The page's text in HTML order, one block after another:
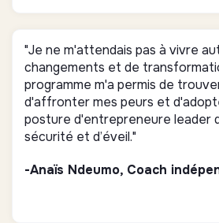
"Je ne m'attendais pas à vivre
changements et de
programme m'a permis de
d'affronter mes peurs et
posture d'entrepreneure leader
sécurité et d’éveil."
-Anaïs Ndeumo, Coach